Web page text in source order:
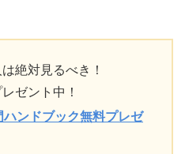
絶対見るべき！
ゼント中！
ンドブック無料プレゼ